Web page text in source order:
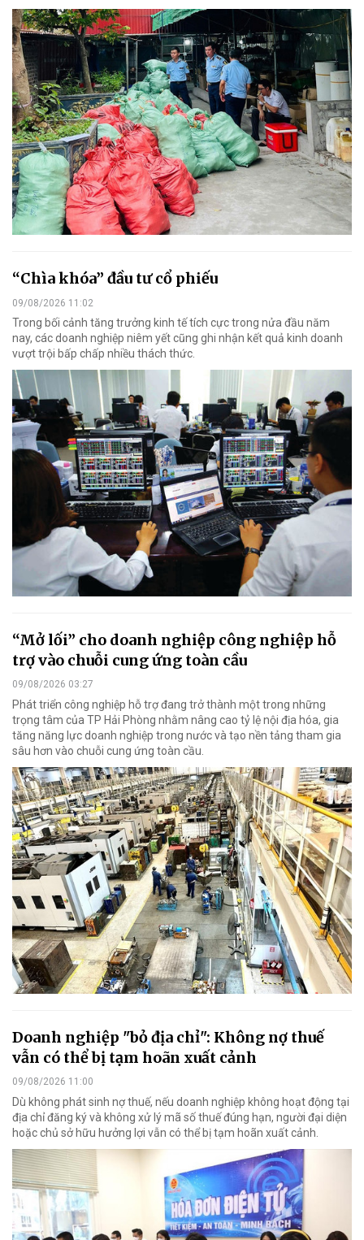
“Chìa khóa” đầu tư cổ phiếu
09/08/2026 11:02
Trong bối cảnh tăng trưởng kinh tế tích cực trong nửa đầu năm
nay, các doanh nghiệp niêm yết cũng ghi nhận kết quả kinh doanh
vượt trội bấp chấp nhiều thách thức.
“Mở lối” cho doanh nghiệp công nghiệp hỗ
trợ vào chuỗi cung ứng toàn cầu
09/08/2026 03:27
Phát triển công nghiệp hỗ trợ đang trở thành một trong những
trọng tâm của TP Hải Phòng nhằm nâng cao tỷ lệ nội địa hóa, gia
tăng năng lực doanh nghiệp trong nước và tạo nền tảng tham gia
sâu hơn vào chuỗi cung ứng toàn cầu.
Doanh nghiệp "bỏ địa chỉ": Không nợ thuế
vẫn có thể bị tạm hoãn xuất cảnh
09/08/2026 11:00
Dù không phát sinh nợ thuế, nếu doanh nghiệp không hoạt động tại
địa chỉ đăng ký và không xử lý mã số thuế đúng hạn, người đại diện
hoặc chủ sở hữu hưởng lợi vẫn có thể bị tạm hoãn xuất cảnh.